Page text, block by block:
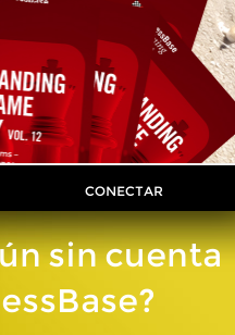
CONECTAR
sin cuenta